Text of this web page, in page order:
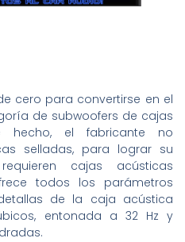
cero para convertirse en el
de subwoofers de cajas
hecho, el fabricante no
selladas, para lograr su
cajas acústicas
todos los parámetros
de la caja acústica
entonada a 32 Hz y